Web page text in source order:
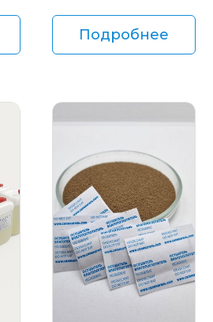
Подробнее